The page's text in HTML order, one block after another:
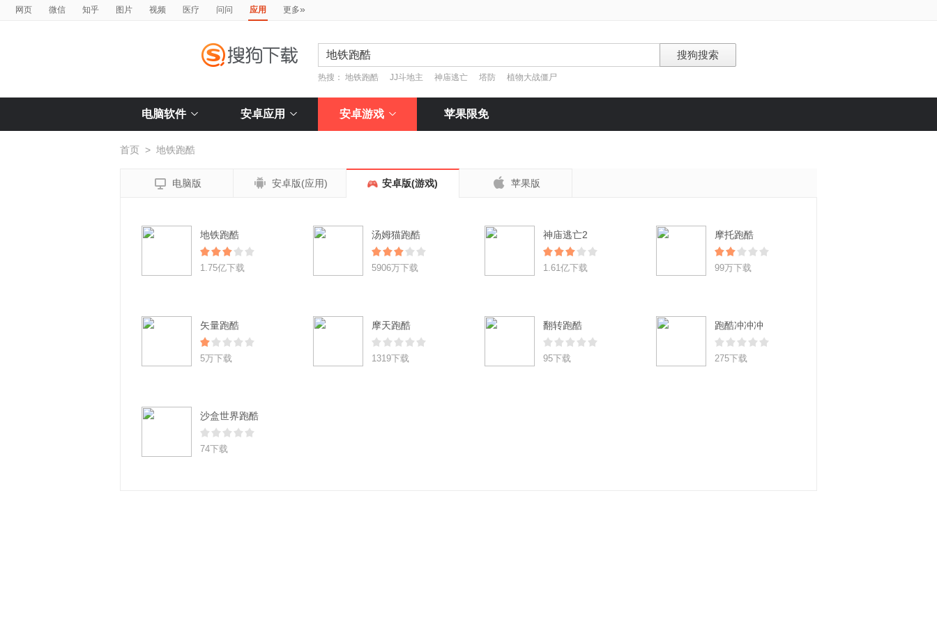
网页 微信 知乎 图片 视频 医疗 问问 应用 更多»
热搜： 地铁跑酷 JJ斗地主 神庙逃亡 塔防 植物大战僵尸
电脑软件 安卓应用 安卓游戏 苹果限免
首页 > 地铁跑酷
 电脑版  安卓版(应用) 安卓版(游戏)  苹果版
地铁跑酷
1.75亿下载
汤姆猫跑酷
5906万下载
神庙逃亡2
1.61亿下载
摩托跑酷
99万下载
矢量跑酷
5万下载
摩天跑酷
1319下载
翻转跑酷
95下载
跑酷冲冲冲
275下载
沙盒世界跑酷
74下载